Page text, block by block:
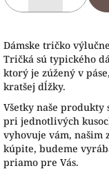
Dámske tričko
Tričká sú typického
ktorý je zúžený v
kratšej dĺžky.
Všetky naše produkty
pri jednotlivých
vyhovuje vám, našim
kúpite, budeme
priamo pre Vás.